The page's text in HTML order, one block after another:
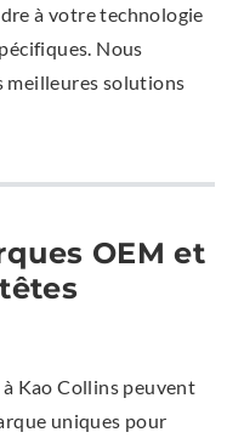
à votre technologie
Nous
meilleures solutions
OEM et
à Kao Collins peuvent
uniques pour